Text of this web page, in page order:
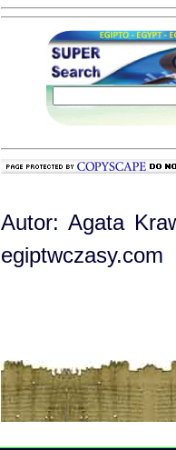
Autor: Agata
egiptwczasy.com